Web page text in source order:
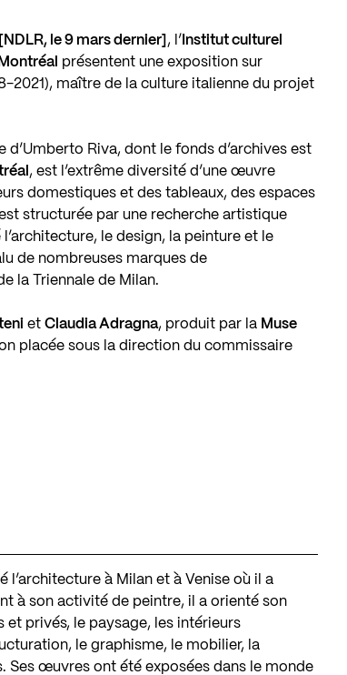
le 9 mars dernier] , l’ Institut culturel
présentent une exposition sur
2021), maître de la culture italienne du projet
Riva, dont le fonds d’archives est
, est l’extrême diversité d’une œuvre
domestiques et des tableaux, des espaces
structurée par une recherche artistique
le design, la peinture et le
de nombreuses marques de
la Triennale de Milan.
etClaudia Adragna, produit par la Muse
placée sous la direction du commissaire
l’architecture à Milan et à Venise où il a
à son activité de peintre, il a orienté son
et privés, le paysage, les intérieurs
le graphisme, le mobilier, la
Ses œuvres ont été exposées dans le monde